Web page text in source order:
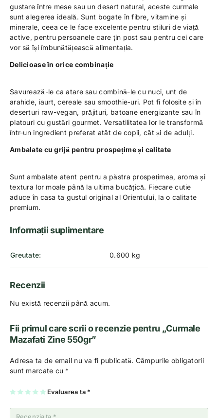
gustare între mese sau un desert natural, aceste curmale
sunt alegerea ideală. Sunt bogate în fibre, vitamine și
minerale, ceea ce le face excelente pentru stiluri de viață
active, pentru persoanele care țin post sau pentru cei care
vor să își îmbunătățească alimentația.
Delicioase în orice combinație
Savurează-le ca atare sau combină-le cu nuci, unt de
arahide, iaurt, cereale sau smoothie-uri. Pot fi folosite și în
deserturi raw-vegan, prăjituri, batoane energizante sau în
platouri cu gustări gourmet. Versatilitatea lor le transformă
într-un ingredient preferat atât de copii, cât și de adulți.
Ambalate cu grijă pentru prospețime și calitate
Sunt ambalate atent pentru a păstra prospețimea, aroma și
textura lor moale până la ultima bucățică. Fiecare cutie
aduce în casa ta gustul original al Orientului, la o calitate
premium.
Informații suplimentare
Greutate 0.600 kg
Recenzii
Nu există recenzii până acum.
Fii primul care scrii o recenzie pentru „Curmale
Mazafati Zine 550gr”
Adresa ta de email nu va fi publicată. Câmpurile obligatorii
sunt marcate cu *
Evaluarea ta *
U
n
2
5
st
3
5
st
4
5
st
5
5
st